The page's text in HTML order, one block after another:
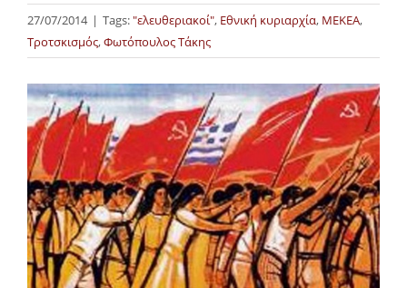
27/07/2014 | Tags:"ελευθεριακοί", Εθνική κυριαρχία, ΜΕΚΕΑ,
Τροτσκισμός,Φωτόπουλος Τάκης
Προβολή
μεγαλύτερης
εικόνας